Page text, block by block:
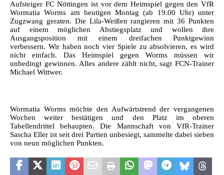
Aufsteiger FC Nöttingen ist vor dem Heimspiel gegen den VfR
Wormatia Worms am heutigen Montag (ab 19.00 Uhr) unter
Zugzwang geraten. Die Lila-Weißen rangieren mit 36 Punkten
auf einem möglichen Abstiegsplatz und wollen ihre
Ausgangsposition mit einem dreifachen Punktgewinn
verbessern. Wir haben noch vier Spiele zu absolvieren, es wird
nicht einfach. Das Heimspiel gegen Worms müssen wir
unbedingt gewinnen. Alles andere zählt nicht, sagt FCN-Trainer
Michael Wittwer.
Wormatia Worms möchte den Aufwärtstrend der vergangenen
Wochen weiter bestätigen und den Platz im oberen
Tabellendrittel behaupten. Die Mannschaft von VfR-Trainer
Sascha Eller ist seit drei Partien unbesiegt, sammelte dabei sieben
von neun möglichen Punkten.